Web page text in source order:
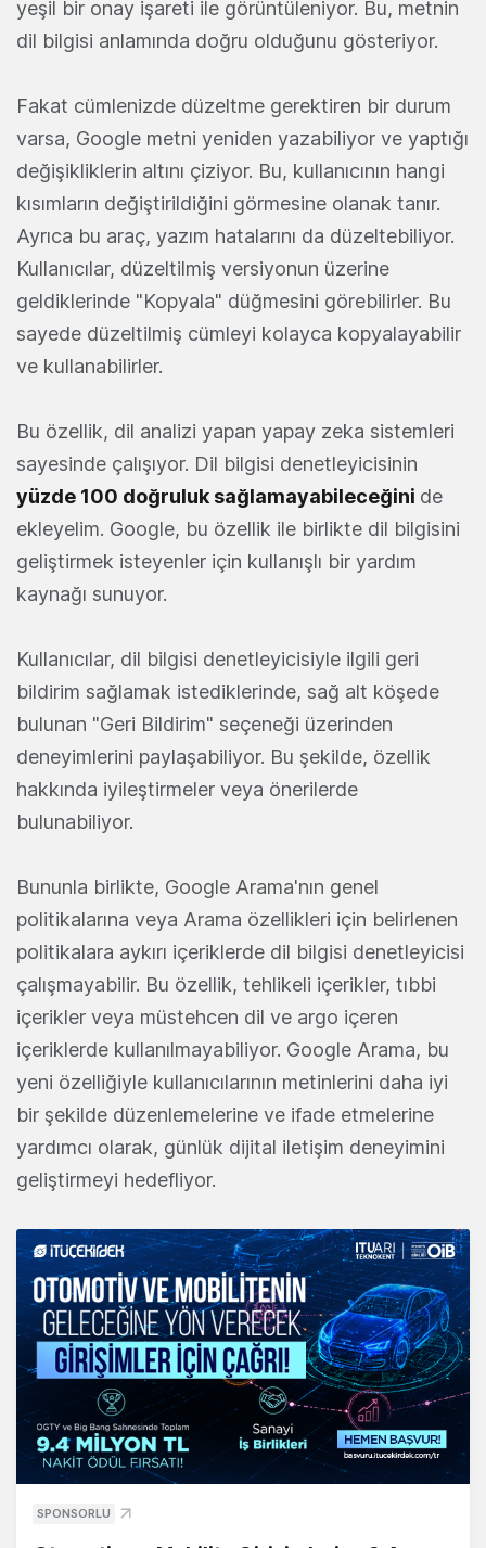
yeşil bir onay işareti ile görüntüleniyor. Bu, metnin
dil bilgisi anlamında doğru olduğunu gösteriyor.
Fakat cümlenizde düzeltme gerektiren bir durum
varsa, Google metni yeniden yazabiliyor ve yaptığı
değişikliklerin altını çiziyor. Bu, kullanıcının hangi
kısımların değiştirildiğini görmesine olanak tanır.
Ayrıca bu araç, yazım hatalarını da düzeltebiliyor.
Kullanıcılar, düzeltilmiş versiyonun üzerine
geldiklerinde "Kopyala" düğmesini görebilirler. Bu
sayede düzeltilmiş cümleyi kolayca kopyalayabilir
ve kullanabilirler.
Bu özellik, dil analizi yapan yapay zeka sistemleri
sayesinde çalışıyor. Dil bilgisi denetleyicisinin
yüzde 100 doğruluk sağlamayabileceğini de
ekleyelim. Google, bu özellik ile birlikte dil bilgisini
geliştirmek isteyenler için kullanışlı bir yardım
kaynağı sunuyor.
Kullanıcılar, dil bilgisi denetleyicisiyle ilgili geri
bildirim sağlamak istediklerinde, sağ alt köşede
bulunan "Geri Bildirim" seçeneği üzerinden
deneyimlerini paylaşabiliyor. Bu şekilde, özellik
hakkında iyileştirmeler veya önerilerde
bulunabiliyor.
Bununla birlikte, Google Arama'nın genel
politikalarına veya Arama özellikleri için belirlenen
politikalara aykırı içeriklerde dil bilgisi denetleyicisi
çalışmayabilir. Bu özellik, tehlikeli içerikler, tıbbi
içerikler veya müstehcen dil ve argo içeren
içeriklerde kullanılmayabiliyor. Google Arama, bu
yeni özelliğiyle kullanıcılarının metinlerini daha iyi
bir şekilde düzenlemelerine ve ifade etmelerine
yardımcı olarak, günlük dijital iletişim deneyimini
geliştirmeyi hedefliyor.
SPONSORLU